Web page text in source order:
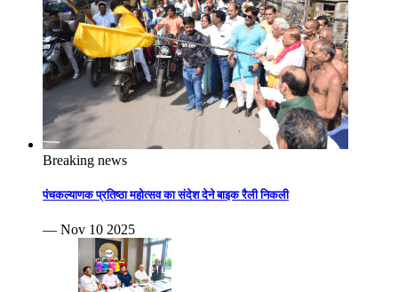
Breaking news
पंचकल्याणक प्रतिष्ठा महोत्सव का संदेश देने बाइक रैली निकली
— Nov 10 2025